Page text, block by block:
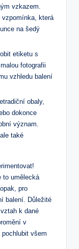
vzkazem.
vzpomínka, která
na šedý
etiketu s
fotografii
vzhledu balení
obaly,
dokonce
význam.
také
to umělecká
pro
balení. Důležité
k dané
v
všem